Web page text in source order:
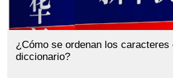
¿Cómo se ordenan los caracteres
diccionario?